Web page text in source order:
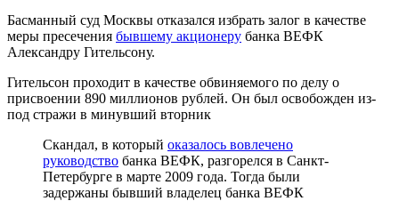
Басманный суд Москвы отказался избрать залог в качестве
меры пресечения бывшему акционеру банка ВЕФК
Александру Гительсону.
Гительсон проходит в качестве обвиняемого по делу о
присвоении 890 миллионов рублей. Он был освобожден из-
под стражи в минувший вторник
Скандал, в который оказалось вовлечено
руководство банка ВЕФК, разгорелся в Санкт-
Петербурге в марте 2009 года. Тогда были
задержаны бывший владелец банка ВЕФК